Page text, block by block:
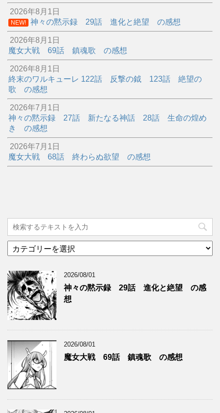
2026年8月1日
NEW! 神々の黙示録 29話 進化と絶望 の感想
2026年8月1日
魔女大戦 69話 鎮魂歌 の感想
2026年8月1日
終末のワルキューレ 122話 反撃の鉞 123話 絶望の
歌 の感想
2026年7月1日
神々の黙示録 27話 新たなる神話 28話 生命の煌め
き の感想
2026年7月1日
魔女大戦 68話 終わらぬ欲望 の感想
テ
リ
ー
2026/08/01
神々の黙示録 29話 進化と絶望 の感
想
2026/08/01
魔女大戦 69話 鎮魂歌 の感想